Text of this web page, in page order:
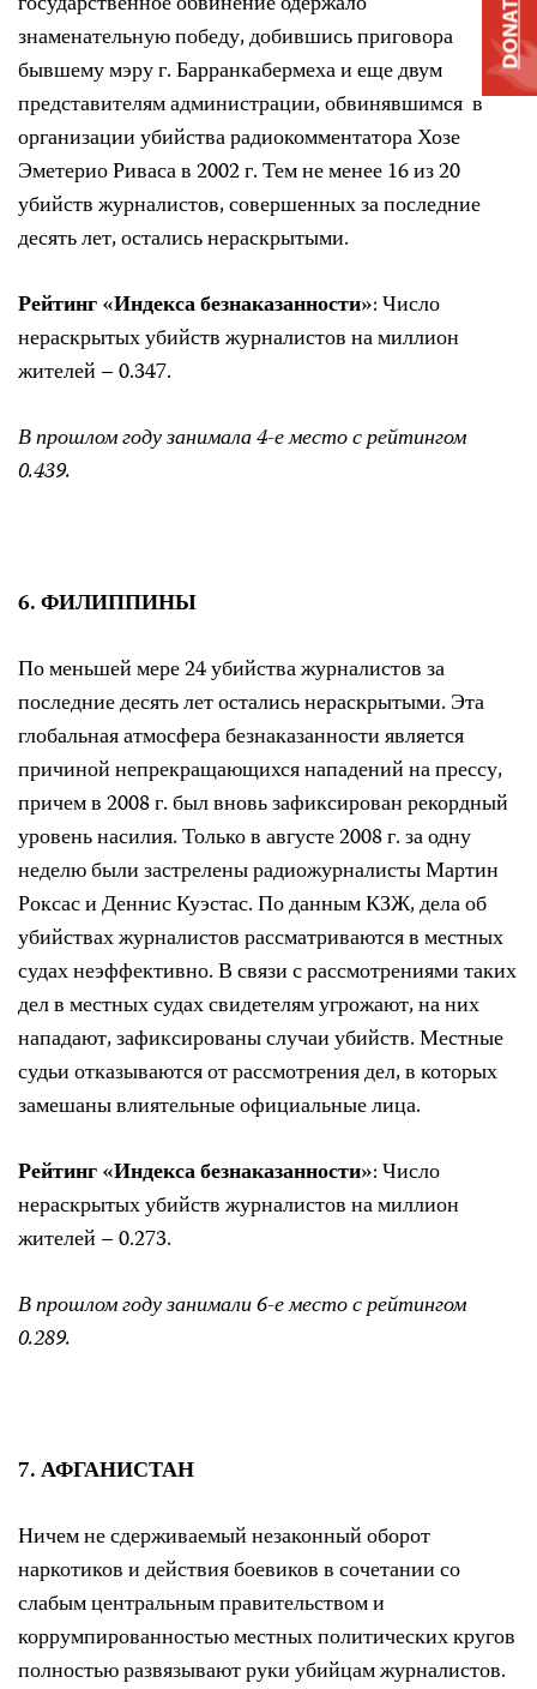
знаменательную победу, добившись приговора
бывшему мэру г. Барранкабермеха и еще двум
представителям администрации, обвинявшимся в
организации убийства радиокомментатора Хозе
Эметерио Риваса в 2002 г. Тем не менее 16 из 20
убийств журналистов, совершенных за последние
десять лет, остались нераскрытыми.
Рейтинг «Индекса безнаказанности»: Число
нераскрытых убийств журналистов на миллион
жителей – 0.347.
В прошлом году занимала 4-е место с рейтингом
0.439.
6. ФИЛИППИНЫ
По меньшей мере 24 убийства журналистов за
последние десять лет остались нераскрытыми. Эта
глобальная атмосфера безнаказанности является
причиной непрекращающихся нападений на прессу,
причем в 2008 г. был вновь зафиксирован рекордный
уровень насилия. Только в августе 2008 г. за одну
неделю были застрелены радиожурналисты Мартин
Роксас и Деннис Куэстас. По данным КЗЖ, дела об
убийствах журналистов рассматриваются в местных
судах неэффективно. В связи с рассмотрениями таких
дел в местных судах свидетелям угрожают, на них
нападают, зафиксированы случаи убийств. Местные
судьи отказываются от рассмотрения дел, в которых
замешаны влиятельные официальные лица.
Рейтинг «Индекса безнаказанности»: Число
нераскрытых убийств журналистов на миллион
жителей – 0.273.
В прошлом году занимали 6-е место с рейтингом
0.289.
7. АФГАНИСТАН
Ничем не сдерживаемый незаконный оборот
наркотиков и действия боевиков в сочетании со
слабым центральным правительством и
коррумпированностью местных политических кругов
полностью развязывают руки убийцам журналистов.
DONATE